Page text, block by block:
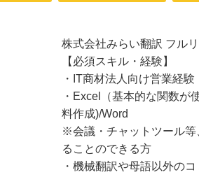
株式会社みらい翻訳 フル
【必須スキル・経験】
・IT商材法人向け営業経
・Excel（基本的な関数が
料作成)/Word
※会議・チャットツール等
ることのできる方
・機械翻訳や母語以外の